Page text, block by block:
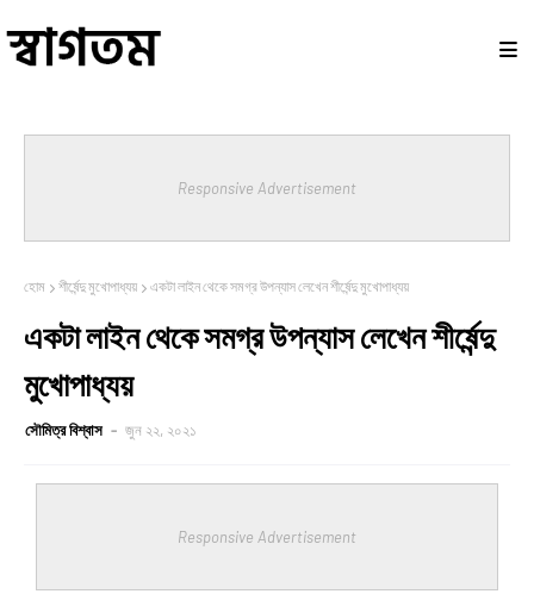
Responsive Advertisement
হোম শীর্ষেন্দু মুখোপাধ্যয় একটা লাইন থেকে সমগ্র উপন্যাস লেখেন শীর্ষেন্দু মুখোপাধ্যয়
একটা লাইন থেকে সমগ্র উপন্যাস লেখেন শীর্ষেন্দু
মুখোপাধ্যয়
সৌমিত্র বিশ্বাস জুন ২২, ২০২১
Responsive Advertisement